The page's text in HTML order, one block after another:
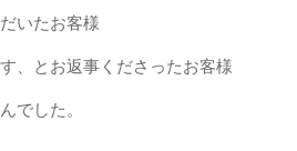
いたお客様
、とお返事くださったお客様
でした。